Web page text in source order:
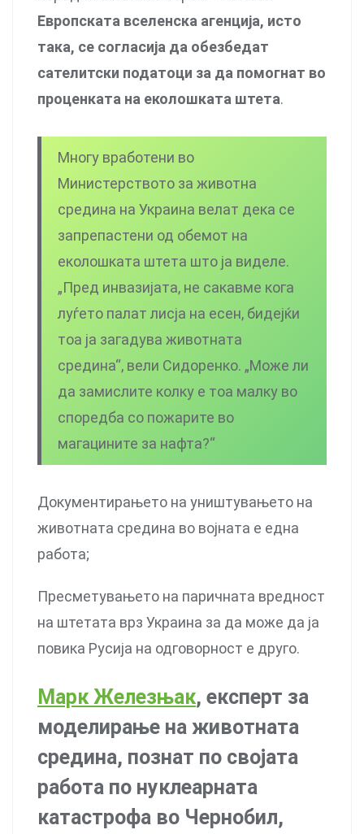
Европската вселенска агенција, исто
така, се согласија да обезбедат
сателитски податоци за да помогнат во
проценката на еколошката штета.
Многу вработени во
Министерството за животна
средина на Украина велат дека се
запрепастени од обемот на
еколошката штета што ја виделе.
„Пред инвазијата, не сакавме кога
луѓето палат лисја на есен, бидејќи
тоа ја загадува животната
средина“, вели Сидоренко. „Може ли
да замислите колку е тоа малку во
споредба со пожарите во
магацините за нафта?“
Документирањето на уништувањето на
животната средина во војната е една
работа;
Пресметувањето на паричната вредност
на штетата врз Украина за да може да ја
повика Русија на одговорност е друго.
Марк Железњак, експерт за
моделирање на животната
средина, познат по својата
работа по нуклеарната
катастрофа во Чернобил,